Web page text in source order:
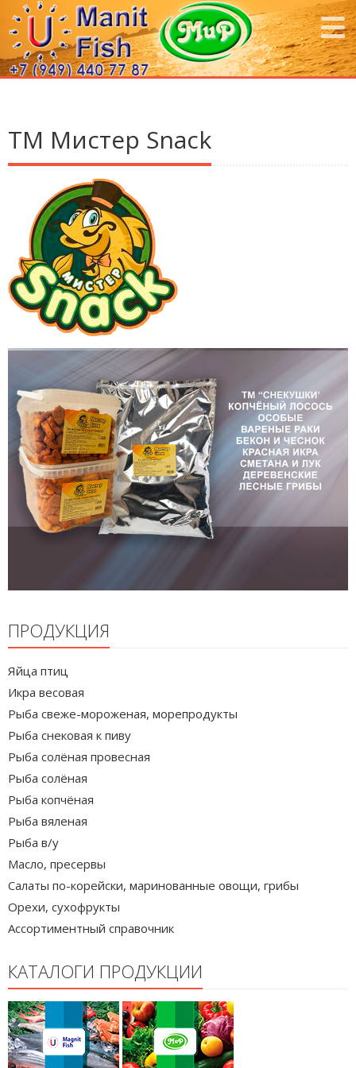
ТМ Мистер Snack
ПРОДУКЦИЯ
Яйца птиц
Икра весовая
Рыба свеже-мороженая, морепродукты
Рыба снековая к пиву
Рыба солёная провесная
Рыба солёная
Рыба копчёная
Рыба вяленая
Рыба в/у
Масло, пресервы
Салаты по-корейски, маринованные овощи, грибы
Орехи, сухофрукты
Ассортиментный справочник
КАТАЛОГИ ПРОДУКЦИИ